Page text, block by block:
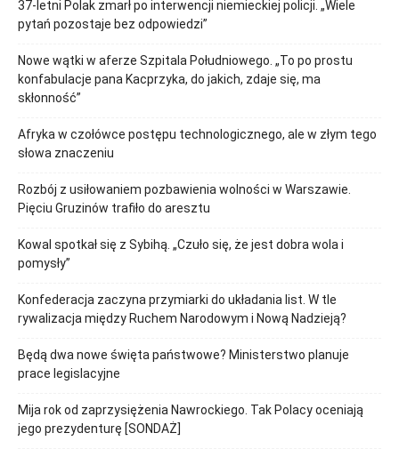
37-letni Polak zmarł po interwencji niemieckiej policji. „Wiele
pytań pozostaje bez odpowiedzi”
Nowe wątki w aferze Szpitala Południowego. „To po prostu
konfabulacje pana Kacprzyka, do jakich, zdaje się, ma
skłonność”
Afryka w czołówce postępu technologicznego, ale w złym tego
słowa znaczeniu
Rozbój z usiłowaniem pozbawienia wolności w Warszawie.
Pięciu Gruzinów trafiło do aresztu
Kowal spotkał się z Sybihą. „Czuło się, że jest dobra wola i
pomysły”
Konfederacja zaczyna przymiarki do układania list. W tle
rywalizacja między Ruchem Narodowym i Nową Nadzieją?
Będą dwa nowe święta państwowe? Ministerstwo planuje
prace legislacyjne
Mija rok od zaprzysiężenia Nawrockiego. Tak Polacy oceniają
jego prezydenturę [SONDAŻ]